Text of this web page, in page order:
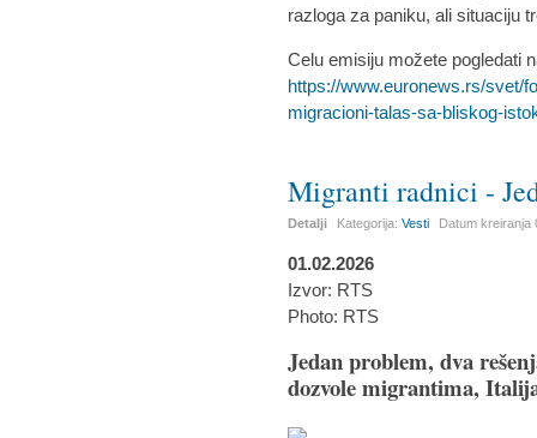
razloga za paniku, ali situaciju
Celu emisiju možete pogledati
https://www.euronews.rs/svet/
migracioni-talas-sa-bliskog-
Migranti radnici -
Detalji Kategorija:Vesti Datum kreiranja
01.02.2026
Izvor: RTS
Photo: RTS
Jedan problem, dva
dozvole migrantima,